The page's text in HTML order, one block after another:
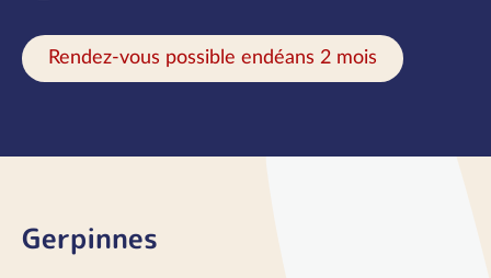
Rendez-vous possible endéans 2 mois
Gerpinnes